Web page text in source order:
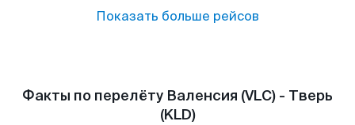
Показать больше рейсов
Факты по перелёту Валенсия (VLC) - Тверь
(KLD)